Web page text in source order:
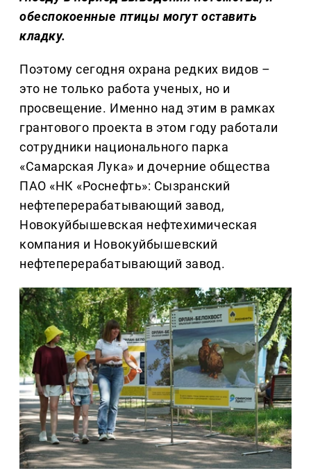
обеспокоенные птицы могут оставить
кладку.
Поэтому сегодня охрана редких видов –
это не только работа ученых, но и
просвещение. Именно над этим в рамках
грантового проекта в этом году работали
сотрудники национального парка
«Самарская Лука» и дочерние общества
ПАО «НК «Роснефть»: Сызранский
нефтеперерабатывающий завод,
Новокуйбышевская нефтехимическая
компания и Новокуйбышевский
нефтеперерабатывающий завод.